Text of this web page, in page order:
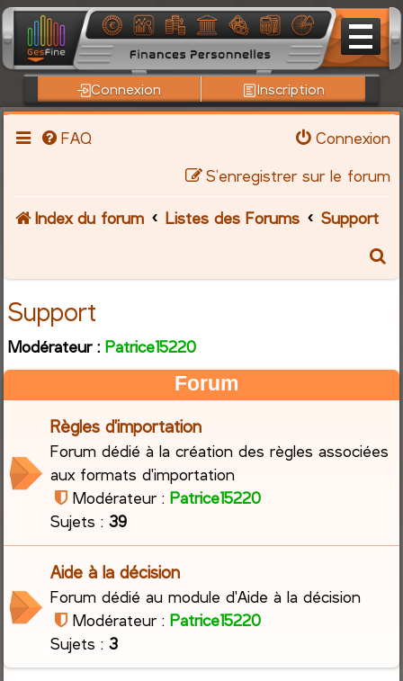
Connexion Inscription
FAQ
Connexion
S’enregistrer sur le forum
Index du forum Listes des Forums
Support
h
e
e
Support
Modérateur : Patrice15220
Forum
Règles d'importation
Forum dédié à la création des règles associées
aux formats d'importation
Modérateur : Patrice15220
Sujets :39
Aide à la décision
Forum dédié au module d'Aide à la décision
Modérateur : Patrice15220
Sujets :3